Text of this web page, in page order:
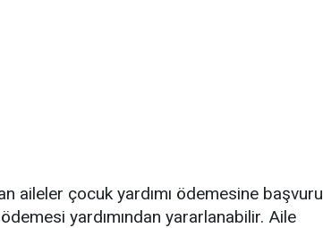
aileler çocuk yardımı ödemesine başvuru
yardımından yararlanabilir. Aile